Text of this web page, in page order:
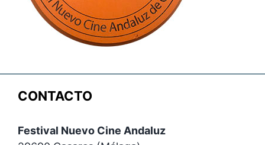
CONTACTO
Festival Nuevo Cine Andaluz